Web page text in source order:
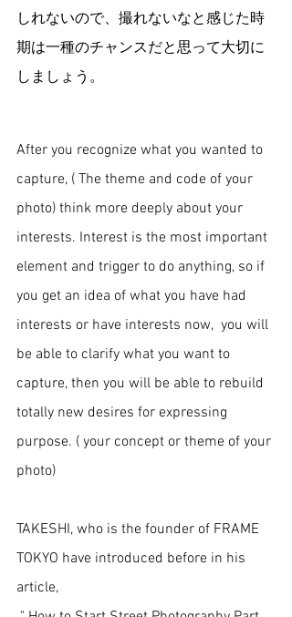
しれないので、撮れないなと感じた時
期は一種のチャンスだと思って大切に
しましょう。
After you recognize what you wanted to
capture, ( The theme and code of your
photo) think more deeply about your
interests. Interest is the most important
element and trigger to do anything, so if
you get an idea of what you have had
interests or have interests now,  you will
be able to clarify what you want to
capture, then you will be able to rebuild
totally new desires for expressing
purpose. ( your concept or theme of your
photo)
TAKESHI, who is the founder of FRAME
TOKYO have introduced before in his
article,